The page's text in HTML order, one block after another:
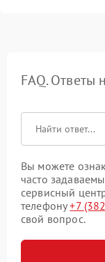
FAQ. Ответы
Вы можете
часто
сервисный
телефону+7
свой вопрос.